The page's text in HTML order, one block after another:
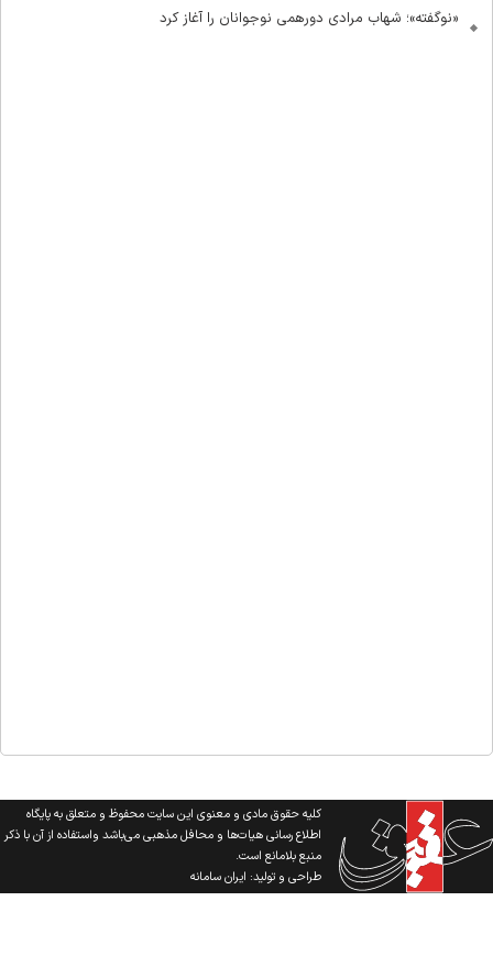
«نوگفته»؛ شهاب مرادی دورهمی نوجوانان را آغاز کرد
کلیه حقوق مادی و معنوی این سایت محفوظ و متعلق به پایگاه
اطلاع رسانی هیات‌ها و محافل مذهبی می‌باشد واستفاده از آن با ذکر
منبع بلامانع است.
طراحی و تولید:ایران سامانه